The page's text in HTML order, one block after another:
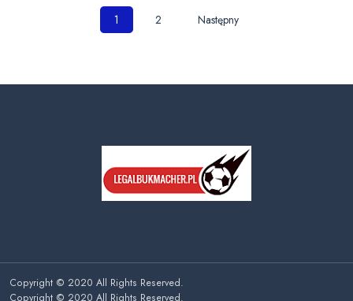
Nawigacja
1 2 Następny
Copyright © 2020 All Rights Reserved.
Copyright © 2020 All Rights Reserved.